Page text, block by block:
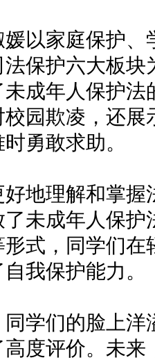
家庭保护、
保护六大板
未成年人保护
园欺凌，还
勇敢求助。
理解和掌握
未成年人保
式，同学们
我保护能力。
们的脸上洋
度评价。未